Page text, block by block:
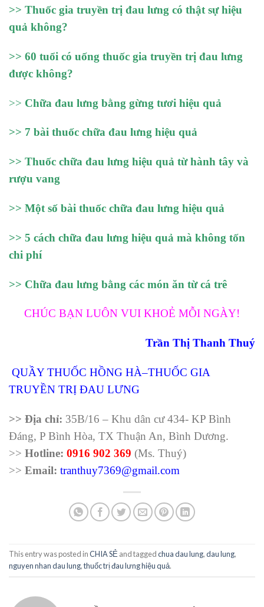
>> Thuốc gia truyền trị đau lưng có thật sự hiệu
quả không?
>> 60 tuổi có uống thuốc gia truyền trị đau lưng
được không?
>> Chữa đau lưng bằng gừng tươi hiệu quả
>> 7 bài thuốc chữa đau lưng hiệu quả
>> Thuốc chữa đau lưng hiệu quả từ hành tây và
rượu vang
>> Một số bài thuốc chữa đau lưng hiệu quả
>> 5 cách chữa đau lưng hiệu quả mà không tốn
chi phí
>> Chữa đau lưng bằng các món ăn từ cá trê
CHÚC BẠN LUÔN VUI KHOẺ MỖI NGÀY!
Trần Thị Thanh Thuý
QUẦY THUỐC HỒNG HÀ–THUỐC GIA
TRUYỀN TRỊ ĐAU LƯNG
>> Địa chỉ: 35B/16 – Khu dân cư 434- KP Bình
Đáng, P Bình Hòa, TX Thuận An, Bình Dương.
>> Hotline: 0916 902 369 (Ms. Thuý)
>> Email: tranthuy7369@gmail.com
This entry was posted inCHIA SẺ and taggedchua dau lung,dau lung,
nguyen nhan dau lung,thuốc trị đau lưng hiệu quả.